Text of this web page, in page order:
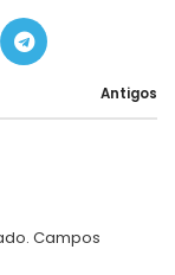
Antigos
Campos